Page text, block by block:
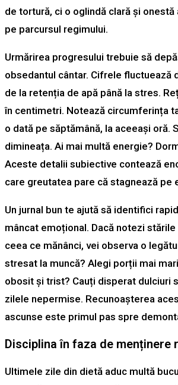
de tortură, ci o oglindă clară și
pe parcursul regimului.
Urmărirea progresului trebuie să
obsedantul cântar. Cifrele fluctuează
de la retenția de apă până la stres.
în centimetri. Notează circumferința
o dată pe săptămână, la aceeași oră.
dimineața. Ai mai multă energie?
Aceste detalii subiective contează
care greutatea pare că stagnează pe
Un jurnal bun te ajută să identifici
mâncat emoțional. Dacă notezi
ceea ce mănânci, vei observa o
stresat la muncă? Alegi porții mai
obosit și trist? Cauți disperat dulciuri
zilele nepermise. Recunoașterea
ascunse este primul pas spre
Disciplina în faza de menținere
Ultimele zile din dietă aduc multă